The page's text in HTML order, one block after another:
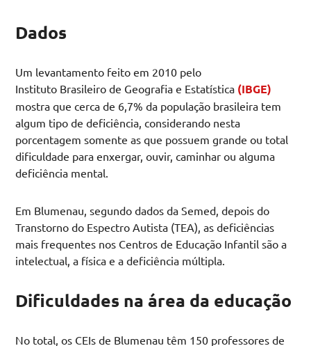
Dados
Um levantamento feito em 2010 pelo
Instituto Brasileiro de Geografia e Estatística (IBGE)
mostra que cerca de 6,7% da população brasileira tem
algum tipo de deficiência, considerando nesta
porcentagem somente as que possuem grande ou total
dificuldade para enxergar, ouvir, caminhar ou alguma
deficiência mental.
Em Blumenau, segundo dados da Semed, depois do
Transtorno do Espectro Autista (TEA), as deficiências
mais frequentes nos Centros de Educação Infantil são a
intelectual, a física e a deficiência múltipla.
Dificuldades na área da educação
No total, os CEIs de Blumenau têm 150 professores de